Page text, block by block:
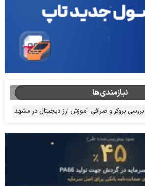
نیازمندی‌ها
بررسی بروکر و صرافی آموزش ارز دیجیتال در مشهد